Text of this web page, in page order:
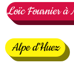
Loïc Fournier à
Alpe d'Huez